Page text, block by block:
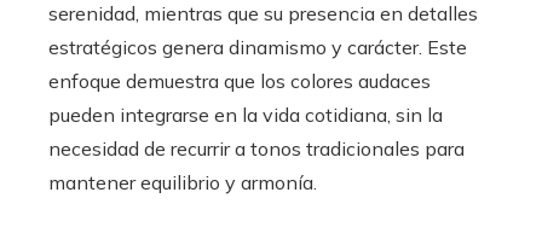
serenidad, mientras que su presencia en detalles
estratégicos genera dinamismo y carácter. Este
enfoque demuestra que los colores audaces
pueden integrarse en la vida cotidiana, sin la
necesidad de recurrir a tonos tradicionales para
mantener equilibrio y armonía.